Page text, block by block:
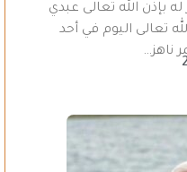
بإذن الله تعالى عبدي
تعالى اليوم في أحد
ناهز…